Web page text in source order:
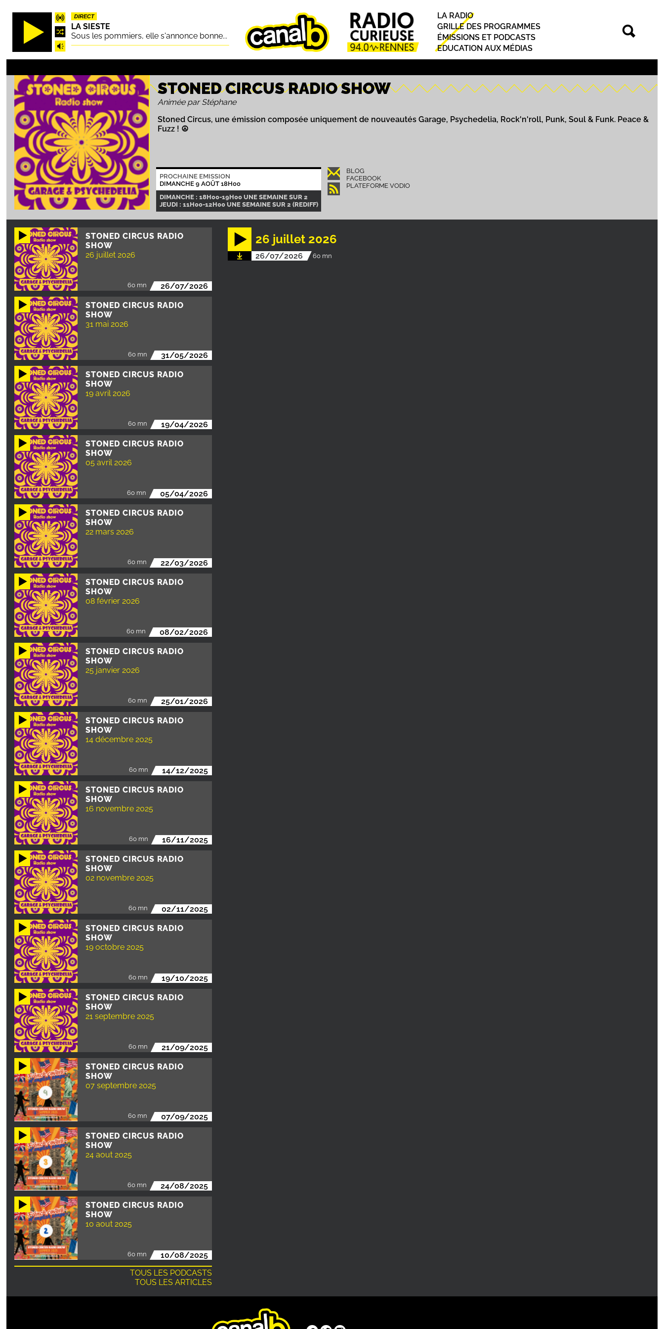
Aller
principal
DIRECT
LA SIESTE
Sous les pommiers, elle s'annonce bonne...
Principal
LA RADIO
GRILLE DES PROGRAMMES
ÉMISSIONS ET PODCASTS
EDUCATION AUX MÉDIAS
STONED CIRCUS RADIO SHOW
Animée par Stéphane
Stoned Circus, une émission composée uniquement de nouveautés Garage, Psychedelia, Rock'n'roll, Punk, Soul & Funk. Peace &
Fuzz ! ☮
PROCHAINE EMISSION
DIMANCHE 9 AOÛT 18H00
DIMANCHE : 18H00-19H00 UNE SEMAINE SUR 2
JEUDI : 11H00-12H00 UNE SEMAINE SUR 2 (REDIFF)
BLOG
FACEBOOK
PLATEFORME VODIO
STONED CIRCUS RADIO
SHOW
26 juillet 2026
60 mn 26/07/2026
STONED CIRCUS RADIO
SHOW
31 mai 2026
60 mn 31/05/2026
STONED CIRCUS RADIO
SHOW
19 avril 2026
60 mn 19/04/2026
STONED CIRCUS RADIO
SHOW
05 avril 2026
60 mn 05/04/2026
STONED CIRCUS RADIO
SHOW
22 mars 2026
60 mn 22/03/2026
STONED CIRCUS RADIO
SHOW
08 février 2026
60 mn 08/02/2026
STONED CIRCUS RADIO
SHOW
25 janvier 2026
60 mn 25/01/2026
STONED CIRCUS RADIO
SHOW
14 décembre 2025
60 mn 14/12/2025
STONED CIRCUS RADIO
SHOW
16 novembre 2025
60 mn 16/11/2025
STONED CIRCUS RADIO
SHOW
02 novembre 2025
60 mn 02/11/2025
STONED CIRCUS RADIO
SHOW
19 octobre 2025
60 mn 19/10/2025
STONED CIRCUS RADIO
SHOW
21 septembre 2025
60 mn 21/09/2025
STONED CIRCUS RADIO
SHOW
07 septembre 2025
60 mn 07/09/2025
STONED CIRCUS RADIO
SHOW
24 aout 2025
60 mn 24/08/2025
STONED CIRCUS RADIO
SHOW
10 aout 2025
60 mn
10/08/2025
TOUS LES PODCASTS
TOUS LES ARTICLES
26 juillet 2026
26/07/2026 60 mn